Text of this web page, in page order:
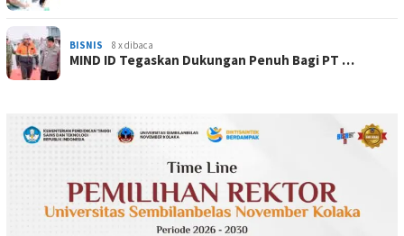
BISNIS 8 x dibaca
MIND ID Tegaskan Dukungan Penuh Bagi PT …